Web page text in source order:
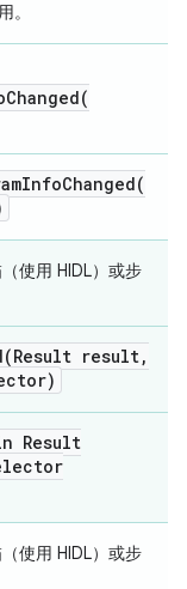
。
使用 HIDL）或步
Result result,
Result
使用 HIDL）或步